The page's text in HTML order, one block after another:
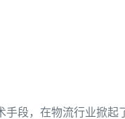
手段，在物流行业掀起